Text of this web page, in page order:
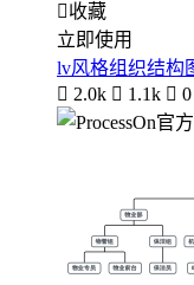
收藏
立即使用
lv风格组织结构
 2.0k  1.1k  0